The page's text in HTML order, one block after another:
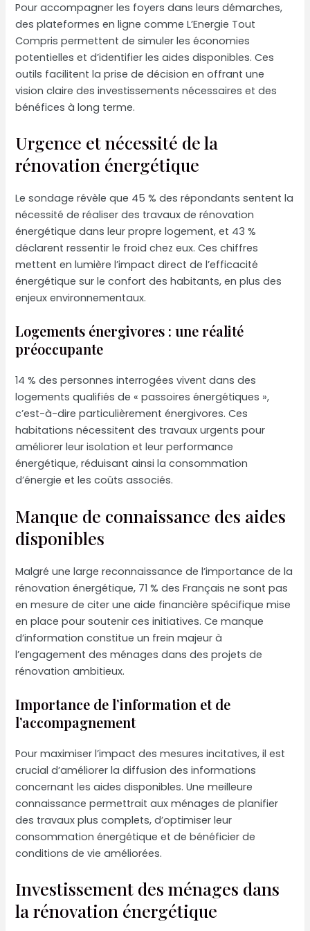
Pour accompagner les foyers dans leurs démarches,
des plateformes en ligne comme L’Energie Tout
Compris permettent de simuler les économies
potentielles et d’identifier les aides disponibles. Ces
outils facilitent la prise de décision en offrant une
vision claire des investissements nécessaires et des
bénéfices à long terme.
Urgence et nécessité de la
rénovation énergétique
Le sondage révèle que 45 % des répondants sentent la
nécessité de réaliser des travaux de rénovation
énergétique dans leur propre logement, et 43 %
déclarent ressentir le froid chez eux. Ces chiffres
mettent en lumière l’impact direct de l’efficacité
énergétique sur le confort des habitants, en plus des
enjeux environnementaux.
Logements énergivores : une réalité
préoccupante
14 % des personnes interrogées vivent dans des
logements qualifiés de « passoires énergétiques »,
c’est-à-dire particulièrement énergivores. Ces
habitations nécessitent des travaux urgents pour
améliorer leur isolation et leur performance
énergétique, réduisant ainsi la consommation
d’énergie et les coûts associés.
Manque de connaissance des aides
disponibles
Malgré une large reconnaissance de l’importance de la
rénovation énergétique, 71 % des Français ne sont pas
en mesure de citer une aide financière spécifique mise
en place pour soutenir ces initiatives. Ce manque
d’information constitue un frein majeur à
l’engagement des ménages dans des projets de
rénovation ambitieux.
Importance de l’information et de
l’accompagnement
Pour maximiser l’impact des mesures incitatives, il est
crucial d’améliorer la diffusion des informations
concernant les aides disponibles. Une meilleure
connaissance permettrait aux ménages de planifier
des travaux plus complets, d’optimiser leur
consommation énergétique et de bénéficier de
conditions de vie améliorées.
Investissement des ménages dans
la rénovation énergétique